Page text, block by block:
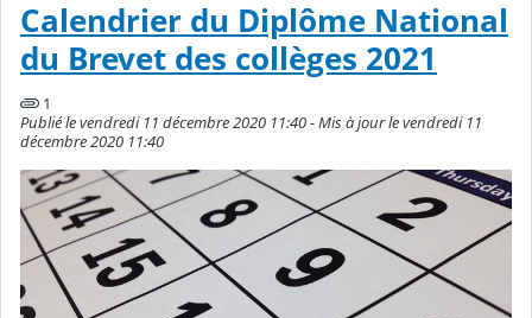
Calendrier du Diplôme National
du Brevet des collèges 2021
1
Publié le vendredi 11 décembre 2020 11:40 - Mis à jour le vendredi 11
décembre 2020 11:40